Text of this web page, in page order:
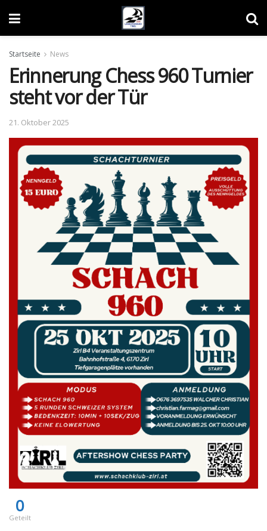
Startseite News
Erinnerung Chess 960 Turnier
steht vor der Tür
21. Oktober 2025
0
Geteilt